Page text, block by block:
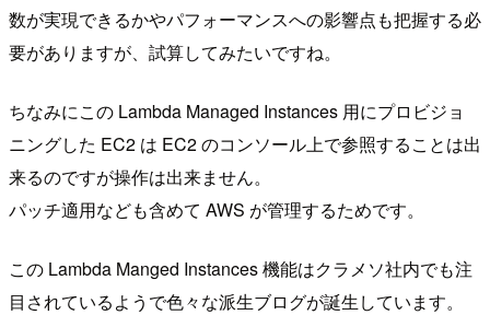
数が実現できるかやパフォーマンスへの影響点も把握する必
要がありますが、試算してみたいですね。
ちなみにこの Lambda Managed Instances 用にプロビジョ
ニングした EC2 は EC2 のコンソール上で参照することは出
来るのですが操作は出来ません。
パッチ適用なども含めて AWS が管理するためです。
この Lambda Manged Instances 機能はクラメソ社内でも注
目されているようで色々な派生ブログが誕生しています。